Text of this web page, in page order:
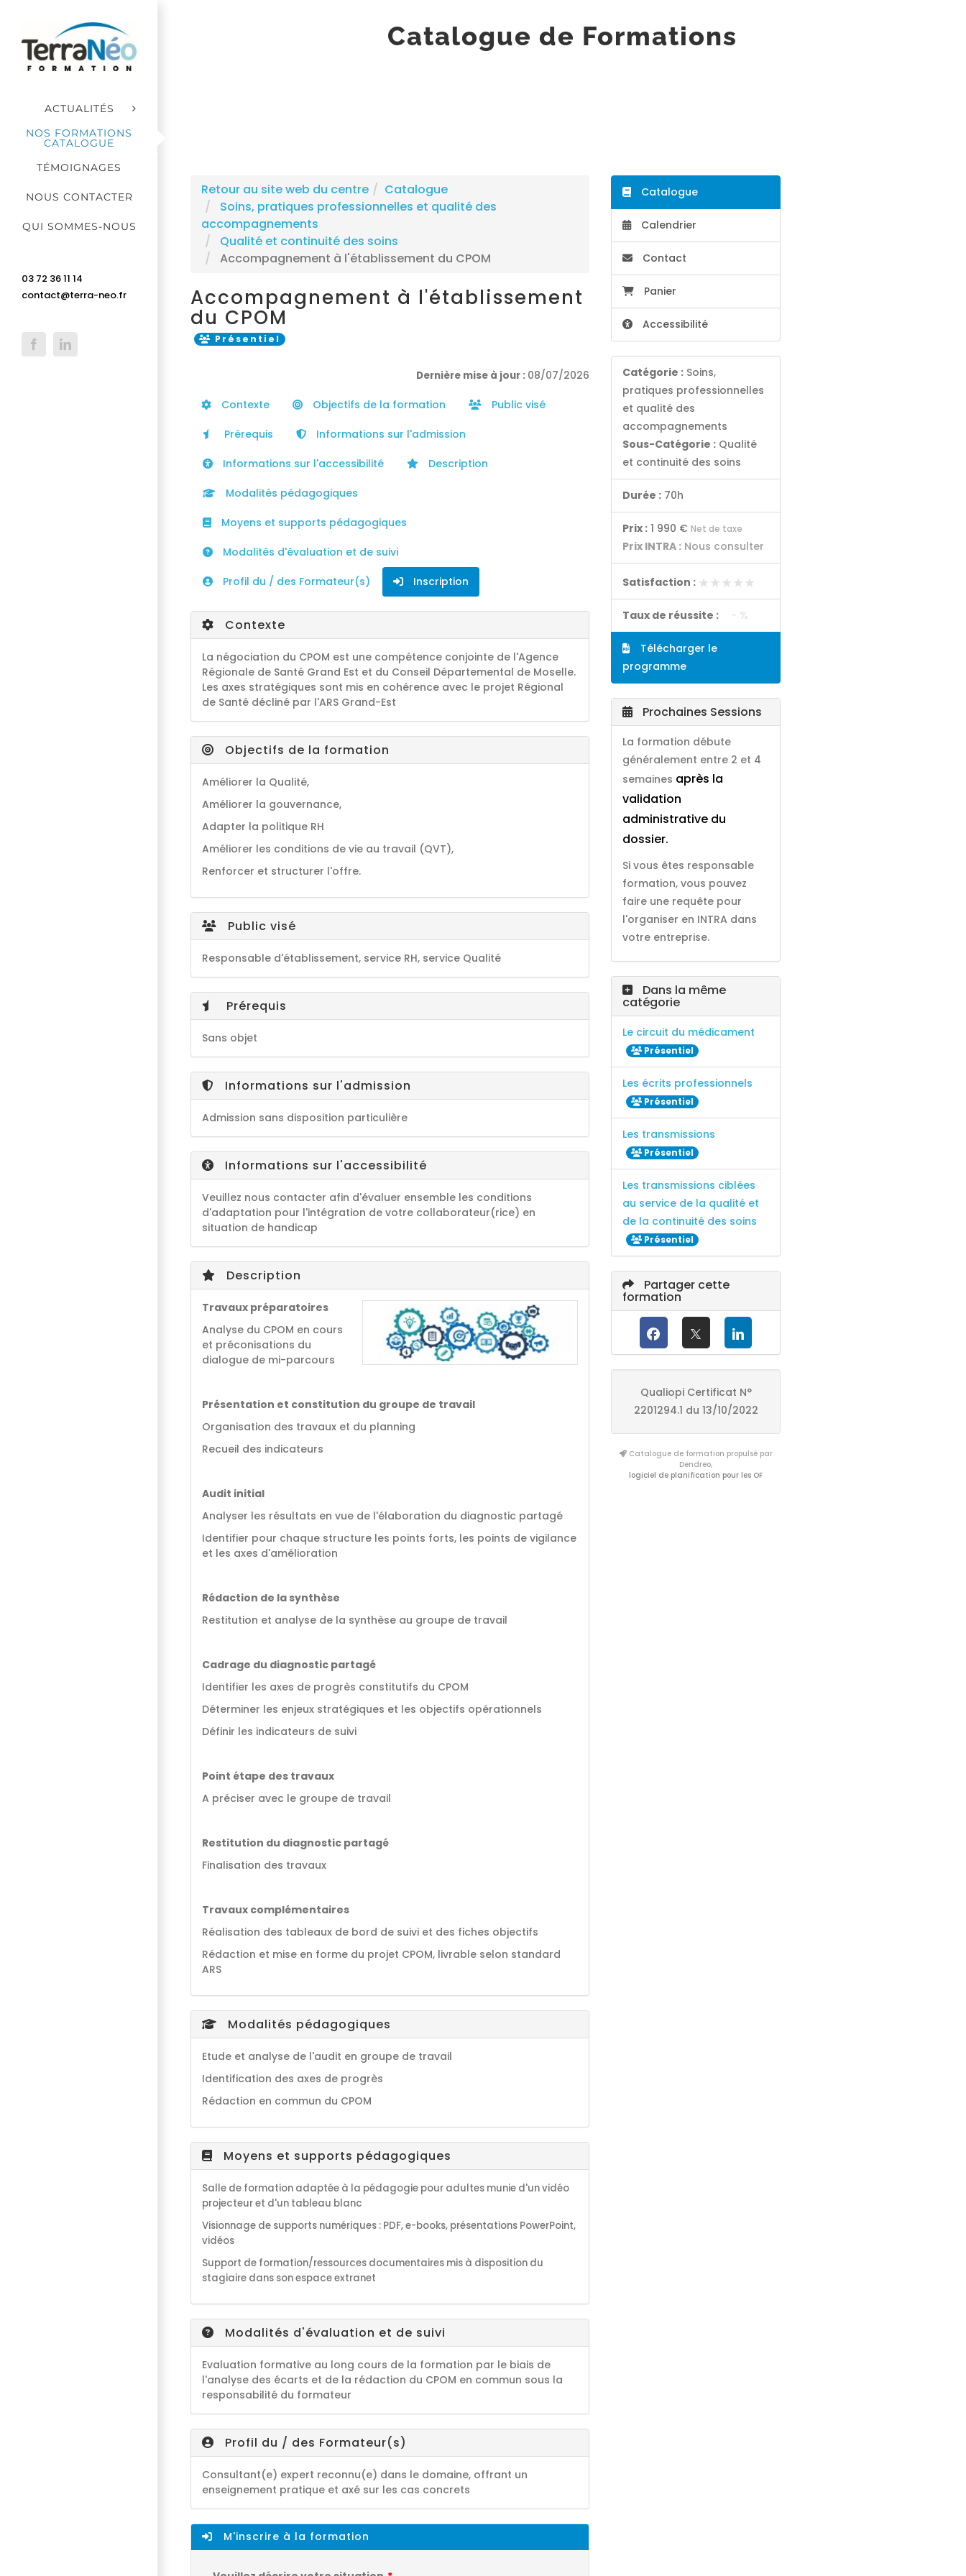
contenu
ACTUALITÉS
NOS FORMATIONS
CATALOGUE
TÉMOIGNAGES
NOUS CONTACTER
QUI SOMMES-NOUS
03 72 36 11 14
contact@terra-neo.fr
FacebookLinkedIn
Catalogue de Formations
Retour au site web du centre
Catalogue
Soins, pratiques professionnelles et qualité des
accompagnements
Qualité et continuité des soins
Accompagnement à l'établissement du CPOM
Accompagnement à l'établissement
du CPOM
Présentiel
Dernière mise à jour : 08/07/2026
Contexte Objectifs de la formation Public visé
Prérequis Informations sur l'admission
Informations sur l'accessibilité Description
Modalités pédagogiques
Moyens et supports pédagogiques
Modalités d'évaluation et de suivi
Profil du / des Formateur(s) Inscription
Contexte
La négociation du CPOM est une compétence conjointe de l'Agence
Régionale de Santé Grand Est et du Conseil Départemental de Moselle.
Les axes stratégiques sont mis en cohérence avec le projet Régional
de Santé décliné par l'ARS Grand-Est
Objectifs de la formation
Améliorer la Qualité,
Améliorer la gouvernance,
Adapter la politique RH
Améliorer les conditions de vie au travail (QVT),
Renforcer et structurer l'offre.
Public visé
Responsable d'établissement, service RH, service Qualité
Prérequis
Sans objet
Informations sur l'admission
Admission sans disposition particulière
Informations sur l'accessibilité
Veuillez nous contacter afin d'évaluer ensemble les conditions
d'adaptation pour l'intégration de votre collaborateur(rice) en
situation de handicap
Description
Travaux préparatoires
Analyse du CPOM en cours
et préconisations du
dialogue de mi-parcours
Présentation et constitution du groupe de travail
Organisation des travaux et du planning
Recueil des indicateurs
Audit initial
Analyser les résultats en vue de l'élaboration du diagnostic partagé
Identifier pour chaque structure les points forts, les points de vigilance
et les axes d'amélioration
Rédaction de la synthèse
Restitution et analyse de la synthèse au groupe de travail
Cadrage du diagnostic partagé
Identifier les axes de progrès constitutifs du CPOM
Déterminer les enjeux stratégiques et les objectifs opérationnels
Définir les indicateurs de suivi
Point étape des travaux
A préciser avec le groupe de travail
Restitution du diagnostic partagé
Finalisation des travaux
Travaux complémentaires
Réalisation des tableaux de bord de suivi et des fiches objectifs
Rédaction et mise en forme du projet CPOM, livrable selon standard
ARS
Modalités pédagogiques
Etude et analyse de l'audit en groupe de travail
Identification des axes de progrès
Rédaction en commun du CPOM
Moyens et supports pédagogiques
Salle de formation adaptée à la pédagogie pour adultes munie d'un vidéo
projecteur et d'un tableau blanc
Visionnage de supports numériques : PDF, e-books, présentations PowerPoint,
vidéos
Support de formation/ressources documentaires mis à disposition du
stagiaire dans son espace extranet
Modalités d'évaluation et de suivi
Evaluation formative au long cours de la formation par le biais de
l'analyse des écarts et de la rédaction du CPOM en commun sous la
responsabilité du formateur
Profil du / des Formateur(s)
Consultant(e) expert reconnu(e) dans le domaine, offrant un
enseignement pratique et axé sur les cas concrets
M'inscrire à la formation
Catalogue
Calendrier
Contact
Panier
Accessibilité
Catégorie : Soins,
pratiques professionnelles
et qualité des
accompagnements
Sous-Catégorie : Qualité
et continuité des soins
Durée : 70h
Prix : 1 990 €Net de taxe
Prix INTRA : Nous consulter
Satisfaction : ★★★★★
★★★★★
Taux de réussite : - %
Télécharger le
programme
Prochaines Sessions
La formation débute
généralement entre 2 et 4
semaines après la
validation
administrative du
dossier.
Si vous êtes responsable
formation, vous pouvez
faire une requête pour
l'organiser en INTRA dans
votre entreprise.
Dans la même
catégorie
Le circuit du médicament
Présentiel
Les écrits professionnels
Présentiel
Les transmissions
Présentiel
Les transmissions ciblées
au service de la qualité et
de la continuité des soins
Présentiel
Partager cette
formation
Qualiopi Certificat N°
2201294.1 du 13/10/2022
Catalogue de formation propulsé par
Dendreo,
logiciel de planification pour les OF